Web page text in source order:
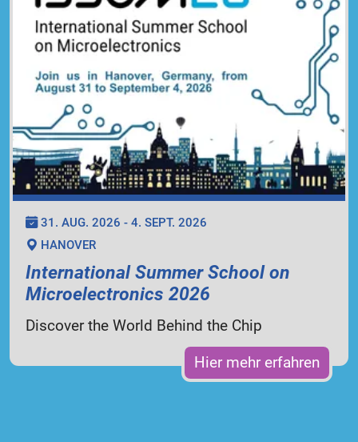
31. AUG. 2026 - 4. SEPT. 2026
HANOVER
International Summer School on
Microelectronics 2026
Discover the World Behind the Chip
Hier mehr erfahren